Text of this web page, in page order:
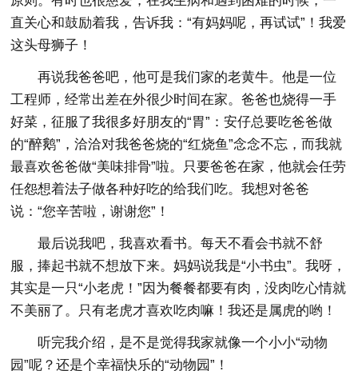
直关心和鼓励着我，告诉我：“有妈妈呢，再试试”！我爱
这头母狮子！
再说我爸爸吧，他可是我们家的老黄牛。他是一位
工程师，经常出差在外很少时间在家。爸爸也烧得一手
好菜，征服了我很多好朋友的“胃”：安仔总要吃爸爸做
的“醉鹅”，洽洽对我爸爸烧的“红烧鱼”念念不忘，而我就
最喜欢爸爸做“美味排骨”啦。只要爸爸在家，他就会任劳
任怨想着法子做各种好吃的给我们吃。我想对爸爸
说：“您辛苦啦，谢谢您”！
最后说我吧，我喜欢看书。每天不看会书就不舒
服，捧起书就不想放下来。妈妈说我是“小书虫”。我呀，
其实是一只“小老虎！”因为餐餐都要有肉，没肉吃心情就
不美丽了。只有老虎才喜欢吃肉嘛！我还是属虎的哟！
听完我介绍，是不是觉得我家就像一个小小“动物
园”呢？还是个幸福快乐的“动物园”！